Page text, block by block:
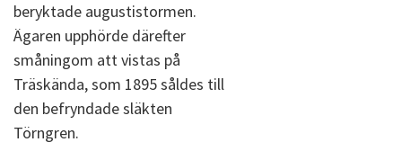
beryktade augustistormen.
Ägaren upphörde därefter
småningom att vistas på
Träskända, som 1895 såldes till
den befryndade släkten
Törngren.